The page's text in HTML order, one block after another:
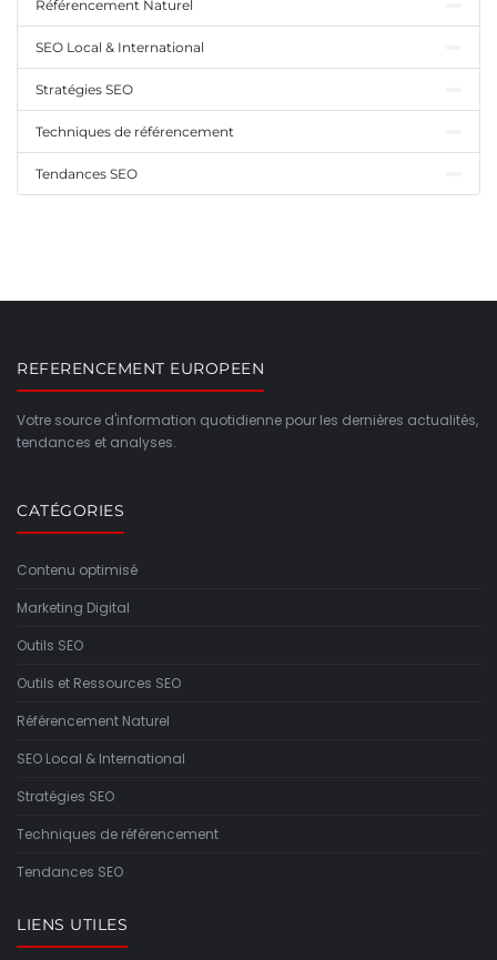
Référencement Naturel
SEO Local & International
Stratégies SEO
Techniques de référencement
Tendances SEO
REFERENCEMENT EUROPEEN
Votre source d'information quotidienne pour les dernières actualités,
tendances et analyses.
CATÉGORIES
Contenu optimisé
Marketing Digital
Outils SEO
Outils et Ressources SEO
Référencement Naturel
SEO Local & International
Stratégies SEO
Techniques de référencement
Tendances SEO
LIENS UTILES